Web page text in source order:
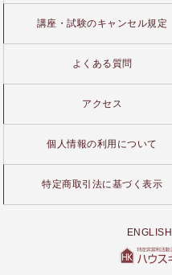
講座・試験のキャンセル規定
よくある質問
アクセス
個人情報の利用について
特定商取引法に基づく表示
ENGLISH